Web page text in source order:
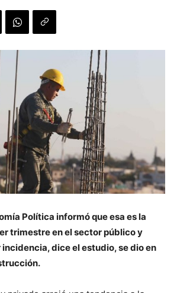
Política informó que esa es la
trimestre en el sector público y
dice el estudio, se dio en